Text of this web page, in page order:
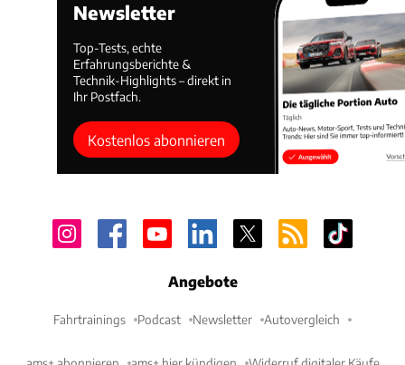
Newsletter
Top-Tests, echte
Erfahrungsberichte &
Technik-Highlights – direkt in
Ihr Postfach.
Kostenlos abonnieren
Angebote
Fahrtrainings Podcast Newsletter Autovergleich